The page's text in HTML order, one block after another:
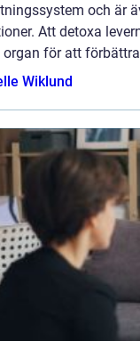
och är
Att detoxa
organ för att
Wiklund